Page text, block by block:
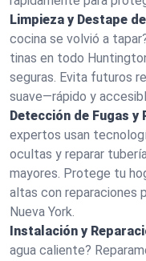
Limpieza y Destape
cocina se volvió a
tinas en todo
seguras. Evita futuros
suave—rápido y
Detección de Fugas y
expertos usan
ocultas y reparar
mayores. Protege tu
altas con reparaciones
Nueva York.
Instalación y
agua caliente?